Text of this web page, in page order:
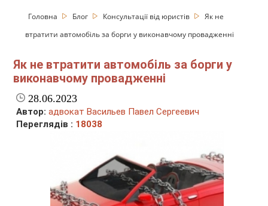
Головна Блог Консультації від юристів
Як не
втратити автомобіль за борги у виконавчому провадженні
Як не втратити автомобіль за борги у
виконавчому провадженні
28.06.2023
Автор: адвокат Васильев Павел Сергеевич
Переглядів : 18038